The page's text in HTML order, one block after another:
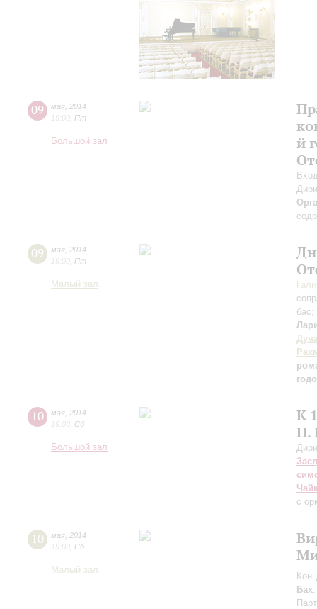
09 мая 2014
19:00 Пт
Большой зал
й
09 мая 2014
19:00 Пт
Малый зал
бас;
10 мая 2014
19:00 Сб
Большой зал
К
П.
с
10 мая 2014
19:00 Сб
Малый зал
Бах